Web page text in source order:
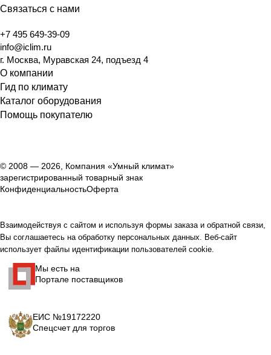
Связаться с нами
+7 495 649-39-09
info@iclim.ru
г. Москва, Муравская 24, подъезд 4
О компании
Гид по климату
Каталог оборудования
Помощь покупателю
© 2008 — 2026, Компания «Умный климат»
зарегистрированный товарный знак
КонфиденциальностьОферта
Взаимодействуя с сайтом и используя формы заказа и обратной связи,
Вы соглашаетесь на обработку персональных данных. Веб-сайт
использует файлы идентификации пользователей cookie.
Мы есть на
Портале поставщиков
ЕИС №19172220
Спецсчет для торгов